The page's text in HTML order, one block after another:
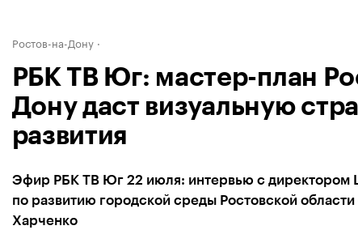
Ростов-на-Дону
РБК ТВ Юг: мастер-план
Дону даст визуальную
развития
Эфир РБК ТВ Юг 22 июля: интервью с директором
по развитию городской среды Ростовской
Харченко